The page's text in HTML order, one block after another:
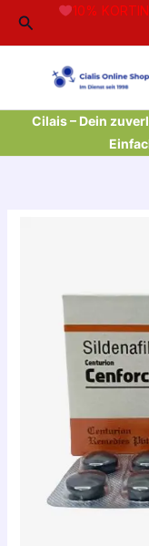
Rechercher
10%
Cilais – Dein
Tabletten)